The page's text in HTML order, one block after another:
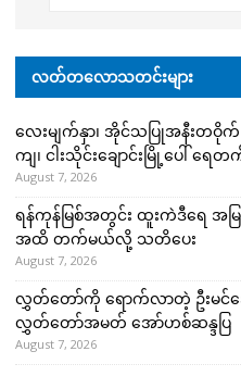
လတ်တလောသတင်းများ
လေးမျက်နှာ၊ အိုင်သပြုအနီးတဝို
ကျ၊ ငါးသိုင်းချောင်းမြို့ပေါ် ရေတ
August 7, 2026
ရန်ကုန်မြစ်အတွင်း ထူးကဲဒီရေ အ​မြ
အထိ တက်မယ်လို့ သတိပေး
August 7, 2026
လွှတ်တော်ကို ရောက်လာတဲ့ ဦးမင်
လွှတ်တော်အမတ် အော်ဟစ်ဆန္ဒပြ
August 7, 2026